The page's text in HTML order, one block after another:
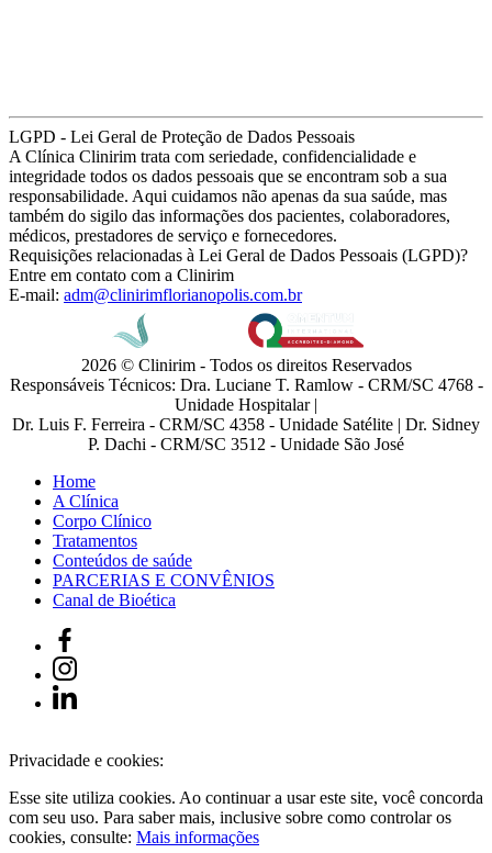
LGPD - Lei Geral de Proteção de Dados Pessoais
A Clínica Clinirim trata com seriedade, confidencialidade e
integridade todos os dados pessoais que se encontram sob a sua
responsabilidade. Aqui cuidamos não apenas da sua saúde, mas
também do sigilo das informações dos pacientes, colaboradores,
médicos, prestadores de serviço e fornecedores.
Requisições relacionadas à Lei Geral de Dados Pessoais (LGPD)?
Entre em contato com a Clinirim
E-mail: adm@clinirimflorianopolis.com.br
2026 © Clinirim - Todos os direitos Reservados
Responsáveis Técnicos: Dra. Luciane T. Ramlow - CRM/SC 4768 -
Unidade Hospitalar |
Dr. Luis F. Ferreira - CRM/SC 4358 - Unidade Satélite | Dr. Sidney
P. Dachi - CRM/SC 3512 - Unidade São José
Home
A Clínica
Corpo Clínico
Tratamentos
Conteúdos de saúde
PARCERIAS E CONVÊNIOS
Canal de Bioética
Privacidade e cookies:
Esse site utiliza cookies. Ao continuar a usar este site, você concorda
com seu uso. Para saber mais, inclusive sobre como controlar os
cookies, consulte: Mais informações